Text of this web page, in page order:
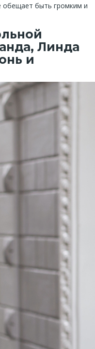
обещает быть громким и
Линда
и